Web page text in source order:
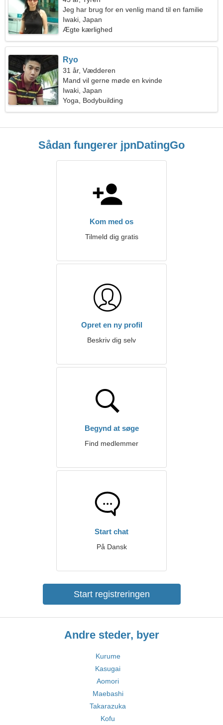
Jeg har brug for en venlig mand til en familie
Iwaki, Japan
Ægte kærlighed
Ryo
31 år, Vædderen
Mand vil gerne møde en kvinde
Iwaki, Japan
Yoga, Bodybuilding
Sådan fungerer jpnDatingGo
Kom med os
Tilmeld dig gratis
Opret en ny profil
Beskriv dig selv
Begynd at søge
Find medlemmer
Start chat
På Dansk
Start registreringen
Andre steder, byer
Kurume
Kasugai
Aomori
Maebashi
Takarazuka
Kofu